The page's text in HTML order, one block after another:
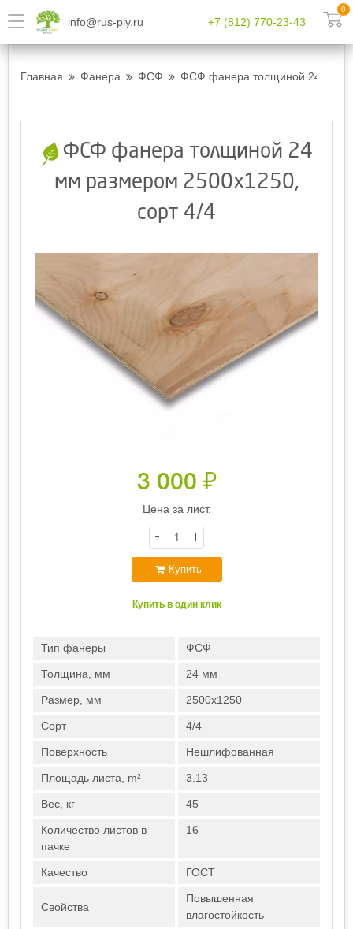
info@rus-ply.ru +7 (812) 770-23-43
0
Главная Фанера ФСФ ФСФ фанера толщиной 24 мм
ФСФ фанера толщиной 24
мм размером 2500х1250,
сорт 4/4
3 000 ₽
Цена за лист.
- +
Купить
Купить в один клик
Тип фанеры ФСФ
Толщина, мм 24 мм
Размер, мм 2500х1250
Сорт 4/4
Поверхность Нешлифованная
Площадь листа, m² 3.13
Вес, кг 45
Количество листов в
пачке
16
Качество ГОСТ
Свойства
Повышенная
влагостойкость